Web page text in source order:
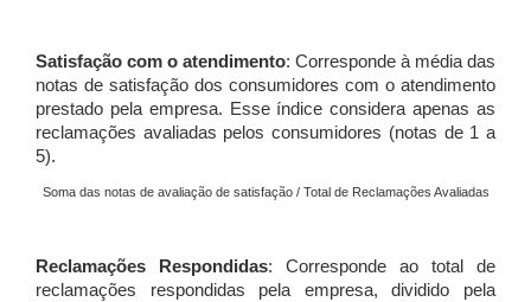
Satisfação com o atendimento: Corresponde à média das
notas de satisfação dos consumidores com o atendimento
prestado pela empresa. Esse índice considera apenas as
reclamações avaliadas pelos consumidores (notas de 1 a
5).
Soma das notas de avaliação de satisfação / Total de Reclamações Avaliadas
Reclamações Respondidas: Corresponde ao total de
reclamações respondidas pela empresa, dividido pela